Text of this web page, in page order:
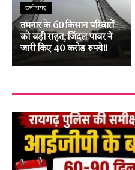
छत्तीसगढ़
तमनार के 60 किसान परिवारों
को बड़ी राहत, जिंदल पावर ने
जारी किए 40 करोड़ रुपये!!